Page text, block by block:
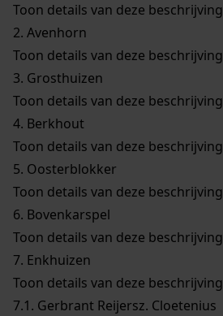
Toon details van deze beschrijving
2. Avenhorn
Toon details van deze beschrijving
3. Grosthuizen
Toon details van deze beschrijving
4. Berkhout
Toon details van deze beschrijving
5. Oosterblokker
Toon details van deze beschrijving
6. Bovenkarspel
Toon details van deze beschrijving
7. Enkhuizen
Toon details van deze beschrijving
7.1. Gerbrant Reijersz. Cloetenius